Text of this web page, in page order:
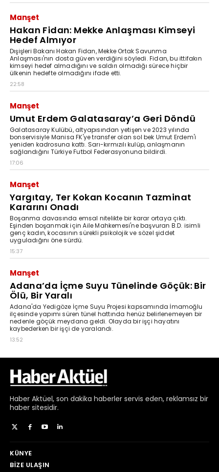
Haber Aktüel, son dakika haberler servis eden, reklamsız bir
haber sitesidir.
KÜNYE
BIZE ULAŞIN